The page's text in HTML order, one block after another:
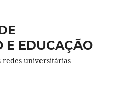
E EDUCAÇÃO
redes universitárias